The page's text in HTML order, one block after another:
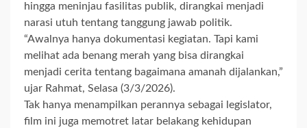
hingga meninjau fasilitas publik, dirangkai menjadi
narasi utuh tentang tanggung jawab politik.
“Awalnya hanya dokumentasi kegiatan. Tapi kami
melihat ada benang merah yang bisa dirangkai
menjadi cerita tentang bagaimana amanah dijalankan,”
ujar Rahmat, Selasa (3/3/2026).
Tak hanya menampilkan perannya sebagai legislator,
film ini juga memotret latar belakang kehidupan